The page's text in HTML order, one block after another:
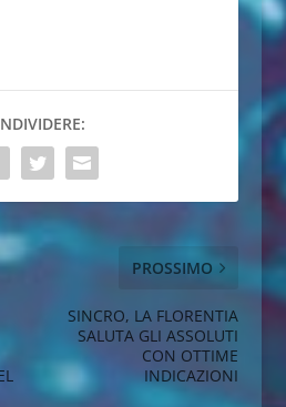
PROSSIMO
SINCRO, LA FLORENTIA
SALUTA GLI ASSOLUTI
CON OTTIME
INDICAZIONI